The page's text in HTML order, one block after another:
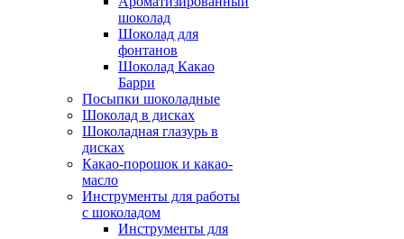
шоколад
Шоколад для
фонтанов
Шоколад Какао
Барри
Посыпки шоколадные
Шоколад в дисках
Шоколадная глазурь в
дисках
Какао-порошок и какао-
масло
Инструменты для работы
с шоколадом
Инструменты для